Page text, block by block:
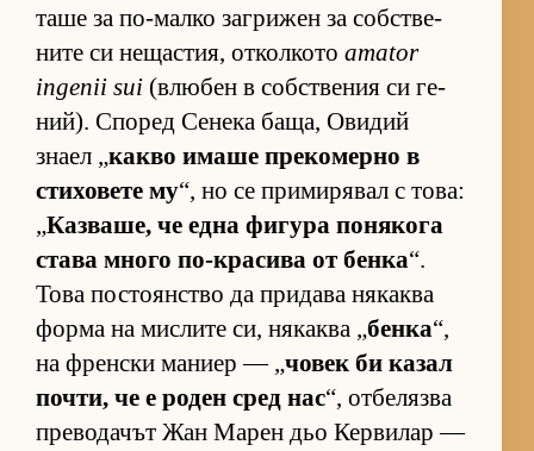
таше за по-малко заг­ри­жен за соб­с­т­ве­
ните си не­щас­тия, от­кол­кото amator
ingenii sui (влю­бен в соб­с­т­ве­ния си ге­
ний). Спо­ред Се­нека ба­ща, Ови­дий
знаел „какво имаше пре­ко­мерно в
сти­хо­вете му“, но се при­ми­ря­вал с то­ва:
„Каз­ва­ше, че една фи­гура по­ня­кога
става много по-кра­сива от бенка“.
Това пос­то­ян­с­тво да при­дава ня­каква
форма на мис­лите си, ня­каква „бенка“,
на френ­ски ма­ниер — „чо­век би ка­зал
поч­ти, че е ро­ден сред нас“, от­бе­лязва
пре­во­да­чът Жан Ма­рен дьо Кер­ви­лар —